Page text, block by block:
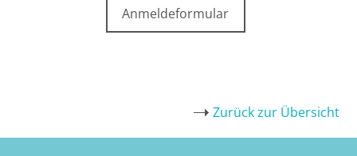
Anmeldeformular
Zurück zur Übersicht